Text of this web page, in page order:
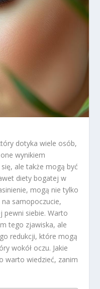
dotyka wiele osób,
wynikiem
ale także mogą być
diety bogatej w
mogą nie tylko
samopoczucie,
pewni siebie. Warto
tego zjawiska, ale
redukcji, które mogą
wokół oczu. Jakie
warto wiedzieć, zanim